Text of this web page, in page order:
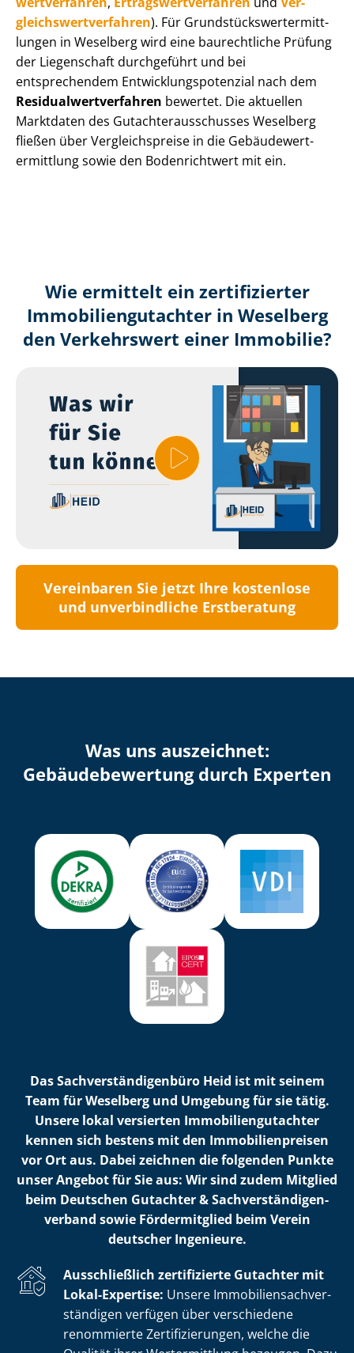
gleichs­wert­ver­fah­ren). Für Grund­stücks­wert­ermitt­
lun­gen in Weselberg wird eine baurechtliche Prüfung
der Liegenschaft durchgeführt und bei
entsprechendem Ent­wick­lungs­po­ten­zi­al nach dem
Re­si­du­al­wert­ver­fah­ren bewertet. Die aktuellen
Marktdaten des Gut­ach­ter­aus­schus­ses Weselberg
fließen über Ver­gleichs­prei­se in die Ge­bäu­de­wert­
ermitt­lung sowie den Bodenrichtwert mit ein.
Wie ermittelt ein zertifizierter
Immobilien­gutachter in Weselberg
den Verkehrswert einer Immobilie?
Vereinbaren Sie jetzt Ihre kostenlose
und unverbindliche Erstberatung
Was uns auszeichnet:
Ge­bäu­de­be­wer­tung durch Experten
Das Sach­ver­stän­di­gen­bü­ro Heid ist mit seinem
Team für Weselberg und Umgebung für sie tätig.
Unsere lokal versierten Im­mo­bi­li­en­gut­ach­ter
kennen sich bestens mit den Im­mo­bi­li­en­prei­sen
vor Ort aus. Dabei zeichnen die folgenden Punkte
unser Angebot für Sie aus: Wir sind zudem Mitglied
beim Deutschen Gutachter & Sach­ver­stän­di­gen­
ver­band sowie Fördermitglied beim Verein
deutscher Ingenieure.
Ausschließlich zertifizierte Gutachter mit
Lokal-Expertise: Unsere Im­mo­bi­li­en­sach­ver­
stän­di­gen verfügen über verschiedene
renommierte Zer­ti­fi­zie­run­gen, welche die